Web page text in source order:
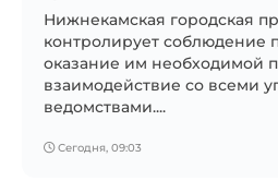
Нижнекамская городская
контролирует соблюдение
оказание им необходимой
взаимодействие со всеми
ведомствами....
Сегодня, 09:03